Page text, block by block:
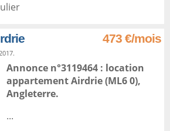
473 €/mois
Annonce n°3119464 : location
appartementAirdrie(ML6 0),
Angleterre.
...